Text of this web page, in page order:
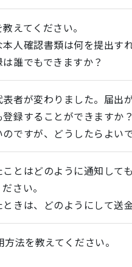
えてください。
人確認書類は何を提出す
誰でもできますか？
者が変わりました。届出
録することができますか？
ですが、どうしたらよい
とはどのように通知して
さい。
きは、どのようにして送
法を教えてください。